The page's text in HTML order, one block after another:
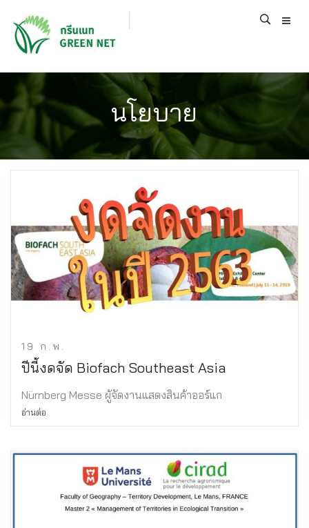
นโยบาย
19 ก.พ.
ปีนี้งดจัด Biofach Southeast Asia
Nürnberg Messe ผู้จัดงานแสดงสินค้าออร์แก
อ่านต่อ